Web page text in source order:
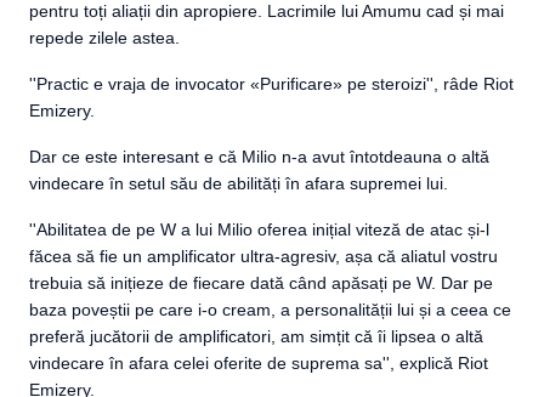
pentru toți aliații din apropiere. Lacrimile lui Amumu cad și mai
repede zilele astea.
''Practic e vraja de invocator «Purificare» pe steroizi'', râde Riot
Emizery.
Dar ce este interesant e că Milio n-a avut întotdeauna o altă
vindecare în setul său de abilități în afara supremei lui.
''Abilitatea de pe W a lui Milio oferea inițial viteză de atac și-l
făcea să fie un amplificator ultra-agresiv, așa că aliatul vostru
trebuia să inițieze de fiecare dată când apăsați pe W. Dar pe
baza poveștii pe care i-o cream, a personalității lui și a ceea ce
preferă jucătorii de amplificatori, am simțit că îi lipsea o altă
vindecare în afara celei oferite de suprema sa'', explică Riot
Emizery.